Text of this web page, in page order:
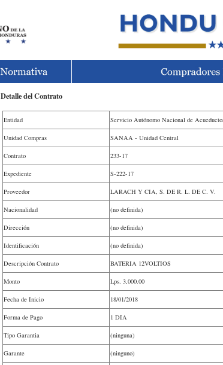
Detalle del Contrato
Entidad Servicio Autónomo Nacional de
Unidad Compras SANAA - Unidad Central
Contrato 233-17
Expediente S-222-17
Proveedor LARACH Y CIA, S. DE R. L. DE C. V.
Nacionalidad (no definida)
Dirección (no definida)
Identificación (no definida)
Descripción Contrato BATERIA 12VOLTIOS
Monto Lps. 3,000.00
Fecha de Inicio 18/01/2018
Forma de Pago 1 DIA
Tipo Garantia (ninguna)
Garante (ninguno)